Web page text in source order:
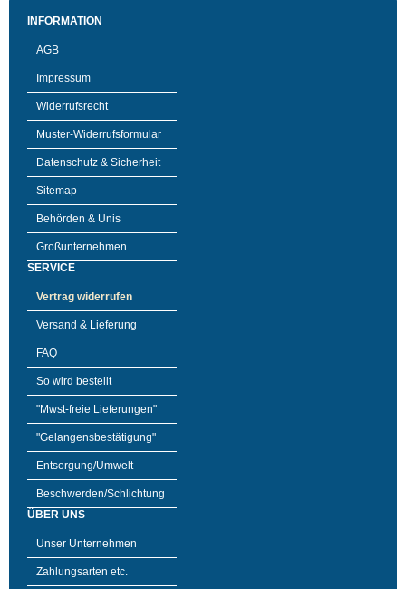
INFORMATION
AGB
Impressum
Widerrufsrecht
Muster-Widerrufsformular
Datenschutz & Sicherheit
Sitemap
Behörden & Unis
Großunternehmen
SERVICE
Vertrag widerrufen
Versand & Lieferung
FAQ
So wird bestellt
"Mwst-freie Lieferungen"
"Gelangensbestätigung"
Entsorgung/Umwelt
Beschwerden/Schlichtung
ÜBER UNS
Unser Unternehmen
Zahlungsarten etc.